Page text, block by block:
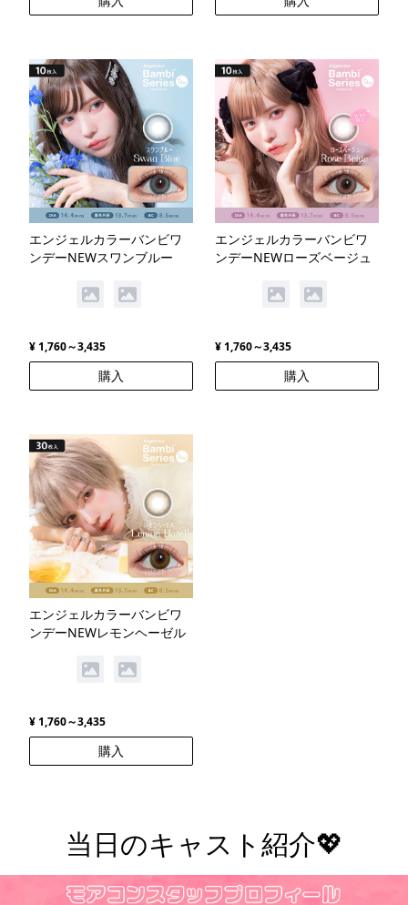
エンジェルカラーバンビワ
ンデーNEWスワンブルー
¥ 1,760～3,435
購入
エンジェルカラーバンビワ
ンデーNEWローズベージュ
¥ 1,760～3,435
購入
エンジェルカラーバンビワ
ンデーNEWレモンヘーゼル
¥ 1,760～3,435
購入
当日のキャスト紹介💖